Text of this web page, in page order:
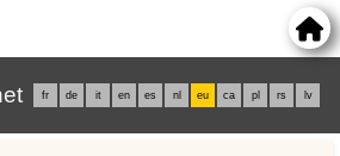
fr de it en es nl eu ca pl rs lv